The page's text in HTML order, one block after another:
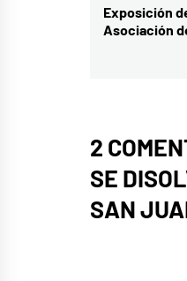
de
Entrada
anterior:
Exposición
Asociación
2
SE
SAN